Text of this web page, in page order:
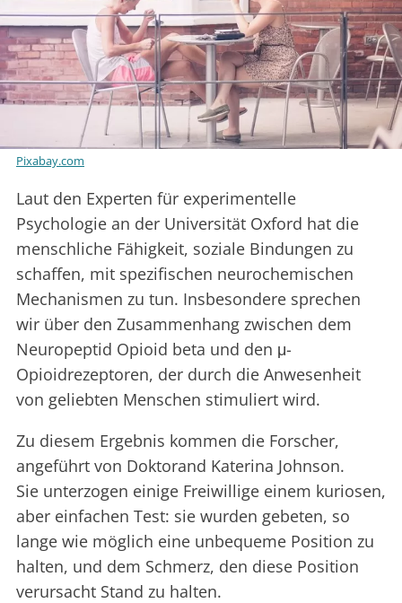
Pixabay.com
Laut den Experten für experimentelle
Psychologie an der Universität Oxford hat die
menschliche Fähigkeit, soziale Bindungen zu
schaffen, mit spezifischen neurochemischen
Mechanismen zu tun. Insbesondere sprechen
wir über den Zusammenhang zwischen dem
Neuropeptid Opioid beta und den μ-
Opioidrezeptoren, der durch die Anwesenheit
von geliebten Menschen stimuliert wird.
Zu diesem Ergebnis kommen die Forscher,
angeführt von Doktorand Katerina Johnson.
Sie unterzogen einige Freiwillige einem kuriosen,
aber einfachen Test: sie wurden gebeten, so
lange wie möglich eine unbequeme Position zu
halten, und dem Schmerz, den diese Position
verursacht Stand zu halten.